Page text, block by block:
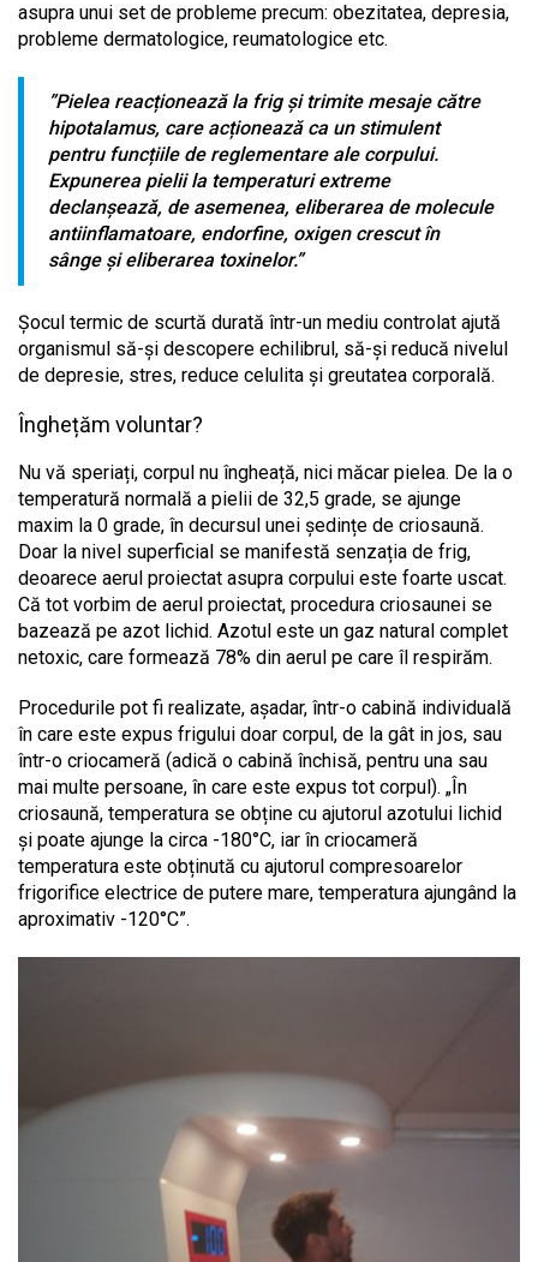
asupra unui set de probleme precum: obezitatea, depresia,
probleme dermatologice, reumatologice etc.
”Pielea reacționează la frig și trimite mesaje către
hipotalamus, care acționează ca un stimulent
pentru funcțiile de reglementare ale corpului.
Expunerea pielii la temperaturi extreme
declanșează, de asemenea, eliberarea de molecule
antiinflamatoare, endorfine, oxigen crescut în
sânge și eliberarea toxinelor.”
Șocul termic de scurtă durată într-un mediu controlat ajută
organismul să-și descopere echilibrul, să-și reducă nivelul
de depresie, stres, reduce celulita și greutatea corporală.
Înghețăm voluntar?
Nu vă speriați, corpul nu îngheață, nici măcar pielea. De la o
temperatură normală a pielii de 32,5 grade, se ajunge
maxim la 0 grade, în decursul unei ședințe de criosaună.
Doar la nivel superficial se manifestă senzația de frig,
deoarece aerul proiectat asupra corpului este foarte uscat.
Că tot vorbim de aerul proiectat, procedura criosaunei se
bazează pe azot lichid. Azotul este un gaz natural complet
netoxic, care formează 78% din aerul pe care îl respirăm.
Procedurile pot fi realizate, așadar, într-o cabină individuală
în care este expus frigului doar corpul, de la gât in jos, sau
într-o criocameră (adică o cabină închisă, pentru una sau
mai multe persoane, în care este expus tot corpul). „În
criosaună, temperatura se obține cu ajutorul azotului lichid
și poate ajunge la circa -180°C, iar în criocameră
temperatura este obținută cu ajutorul compresoarelor
frigorifice electrice de putere mare, temperatura ajungând la
aproximativ -120°C”.